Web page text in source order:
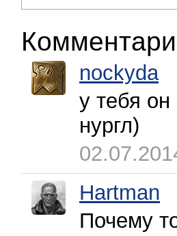
nockyda
у тебя
нургл)
Hartman
Почему